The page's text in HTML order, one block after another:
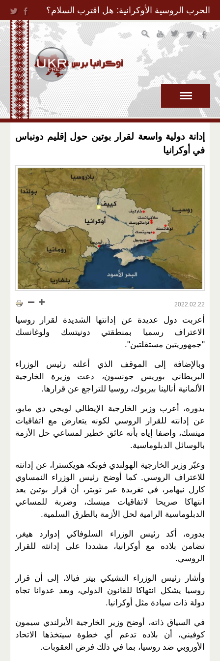
Jump to Navigation
الحرب الروسية الأوكرانية: هل اقترب السلام؟
إدانة دولية واسعة لقرار بوتين حول إقليم دونباس
في أوكرانيا
2022.02.22
أعربت دول عديدة عن إدانتها الشديدة لقرار روسيا
الاعتراف رسميا بمنطقتي دونيتسك ولوغانسك
"جمهوريتين مستقلتين".
وبالإضافة إلى الموقف الذي أعلنه رئيس الوزراء
البريطاني بوريس جونسون، دعت وزيرة الخارجية
الألمانية أنالينا بيربوك، روسيا للتراجع عن قرارها.
بدوره، أعرب وزير الخارجية الإيطالي لويجي دي مايو،
عن إدانته للقرار الروسي لكونه يتعارض مع اتفاقيات
مينسك، واصفا إياه بأنه عائق خطير لمساعي حل الأزمة
بالوسائل الدبلوماسية.
وعبّر وزير الخارجية الهولندي فوبكه هويكسترا، عن إدانته
للاعتراف الروسي. كما أوضح رئيس الوزراء النمساوي
كارل نيهامر، في تغريدة عبر تويتر، أن قرار بوتين يعد
انتهاكا صريحا لاتفاقيات مينسك، وضربة للمساعي
الدبلوماسية الرامية لحل الأزمة بالطرق السلمية.
بدوره، أكد رئيس الوزراء السلوفاكي إدوارد هيغر،
تضامن بلاده مع أوكرانيا، مشددا على إدانته للقرار
الروسي.
وأشار رئيس الوزراء التشيكي بيتر فيالا، إلى أن قرار
روسيا يشكل انتهاكا للقانون الدولي، ويعد عدوانا تجاه
دولة ذات سيادة مثل أوكرانيا.
في السياق ذاته، أوضح وزير الخارجية الأيرلندي سيمون
كوفيني، أن بلاده تدعم أي خطوة سيتخذها الاتحاد
الأوروبي ضد روسيا، بما في ذلك فرض العقوبات.